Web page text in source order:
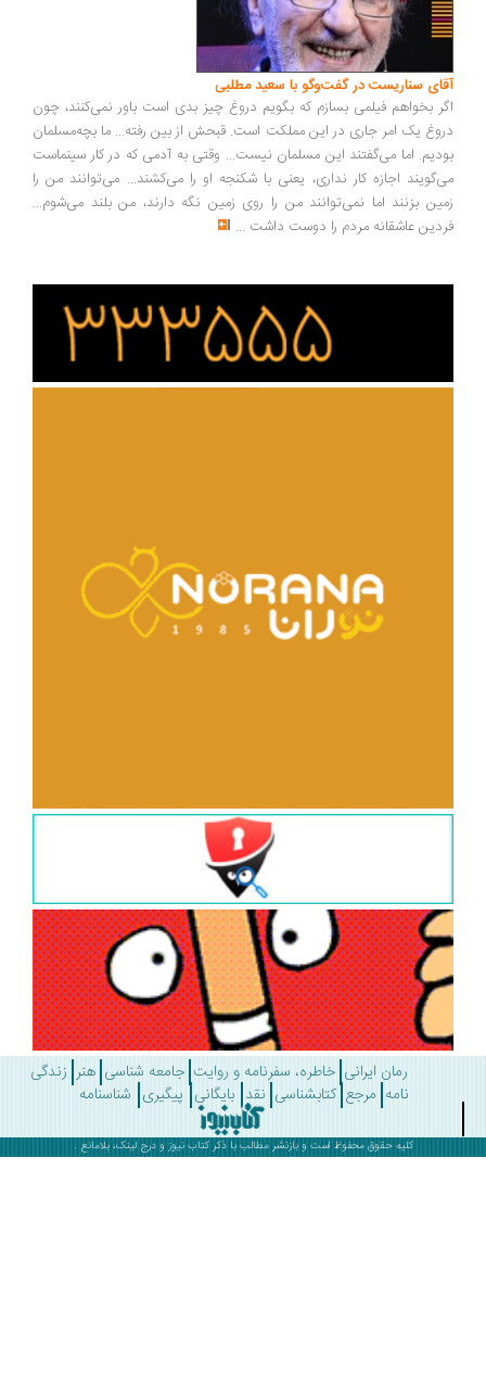
سناریست در گفت‌وگو با سعید مطلبی
بخواهم فیلمی بسازم که بگویم دروغ چیز بدی است باور نمی‌کنند، چون
یک امر جاری در این مملکت است. قبحش از بین رفته... ما بچه‌مسلمان
اما می‌گفتند این مسلمان نیست... وقتی به آدمی که در کار سینماست
اجازه کار نداری، یعنی با شکنجه او را می‌کشند... می‌توانند من را
بزنند اما نمی‌توانند من را روی زمین نگه دارند، من بلند می‌شوم...
عاشقانه مردم را دوست داشت ...
رمان ایرانی خاطره، سفرنامه و روایت جامعه شناسی هنر زندگی
مرجع کتابشناسی نقد بایگانی پیگیری شناسنامه
کلیه حقوق محفوظ است و بازنشر مطالب با ذکرکتاب نیوز و درج لینک، بلامانع .